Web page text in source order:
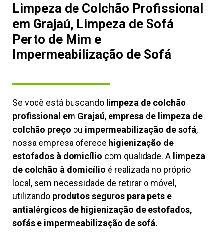
Limpeza de Colchão Profissional
em Grajaú, Limpeza de Sofá
Perto de Mim e
Impermeabilização de Sofá
Se você está buscando limpeza de colchão
profissional em Grajaú, empresa de limpeza de
colchão preço ou impermeabilização de sofá,
nossa empresa oferece higienização de
estofados à domicílio com qualidade. A limpeza
de colchão à domicílio é realizada no próprio
local, sem necessidade de retirar o móvel,
utilizando produtos seguros para pets e
antialérgicos de higienização de estofados,
sofás e impermeabilização de sofá.